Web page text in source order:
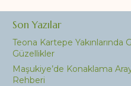
Son Yazılar
Teona Kartepe
Güzellikler
Maşukiye’de Konaklama
Rehberi